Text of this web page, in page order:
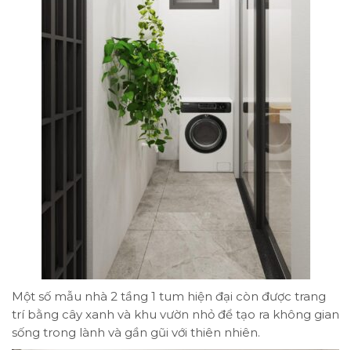
Một số mẫu nhà 2 tầng 1 tum hiện đại còn được trang
trí bằng cây xanh và khu vườn nhỏ để tạo ra không gian
sống trong lành và gần gũi với thiên nhiên.